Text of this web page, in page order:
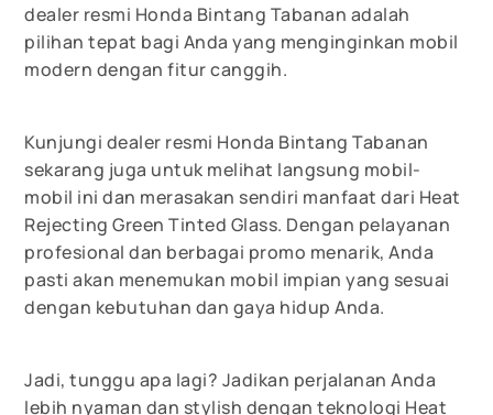
dealer resmi Honda Bintang Tabanan adalah
pilihan tepat bagi Anda yang menginginkan mobil
modern dengan fitur canggih.
Kunjungi dealer resmi Honda Bintang Tabanan
sekarang juga untuk melihat langsung mobil-
mobil ini dan merasakan sendiri manfaat dari Heat
Rejecting Green Tinted Glass. Dengan pelayanan
profesional dan berbagai promo menarik, Anda
pasti akan menemukan mobil impian yang sesuai
dengan kebutuhan dan gaya hidup Anda.
Jadi, tunggu apa lagi? Jadikan perjalanan Anda
lebih nyaman dan stylish dengan teknologi Heat